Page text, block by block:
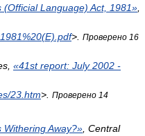
Language) Act, 1981»
>
Проверено 16
«41st report: July 2002 -
23.htm>
Проверено 14
Withering Away?» , Central